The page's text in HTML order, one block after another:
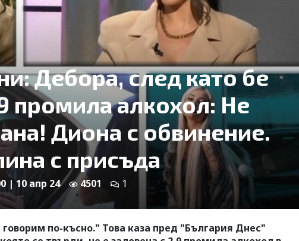
Дебора, след като бе
промила алкохол: Не
Диона с обвинение.
с присъда
| 10 апр 24 4501 1
по-късно." Това каза пред "България Днес"